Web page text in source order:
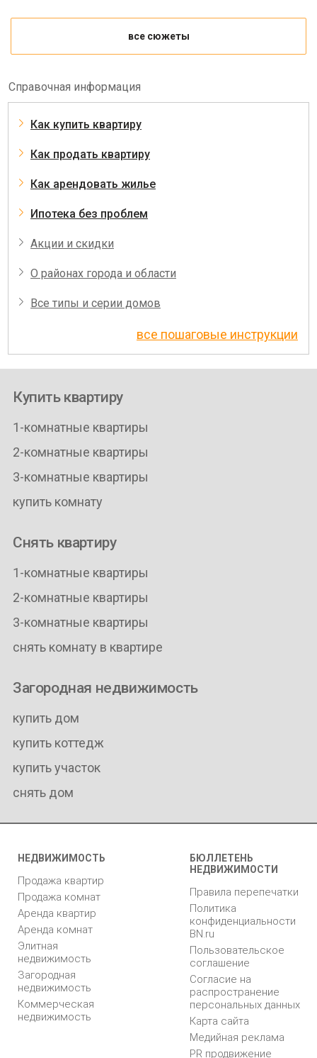
все сюжеты
Справочная информация
Как купить квартиру
Как продать квартиру
Как арендовать жилье
Ипотека без проблем
Акции и скидки
О районах города и области
Все типы и серии домов
все пошаговые инструкции
Купить квартиру
1-комнатные квартиры
2-комнатные квартиры
3-комнатные квартиры
купить комнату
Снять квартиру
1-комнатные квартиры
2-комнатные квартиры
3-комнатные квартиры
снять комнату в квартире
Загородная недвижимость
купить дом
купить коттедж
купить участок
снять дом
НЕДВИЖИМОСТЬ
Продажа квартир
Продажа комнат
Аренда квартир
Аренда комнат
Элитная
недвижимость
Загородная
недвижимость
Коммерческая
недвижимость
БЮЛЛЕТЕНЬ
НЕДВИЖИМОСТИ
Правила перепечатки
Политика
конфиденциальности
BN.ru
Пользовательское
соглашение
Согласие на
распространение
персональных данных
Карта сайта
Медийная реклама
PR продвижение